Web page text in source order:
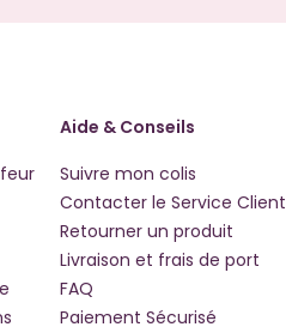
Aide & Conseils
Suivre mon colis
Contacter le Service Client
Retourner un produit
Livraison et frais de port
FAQ
Paiement Sécurisé